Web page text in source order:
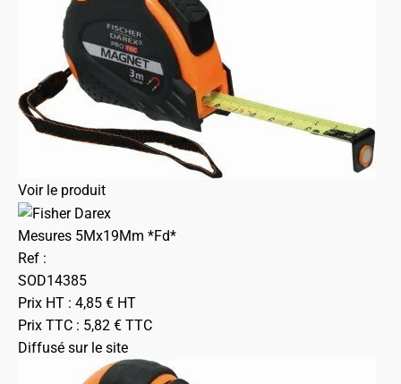
Voir le produit
Mesures 5Mx19Mm *Fd*
Ref :
SOD14385
Prix HT : 4,85 € HT
Prix TTC : 5,82 € TTC
Diffusé sur le site